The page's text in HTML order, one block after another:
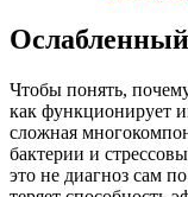
Чтобы понять,
как функционирует
сложная
бактерии и
это не диагноз сам